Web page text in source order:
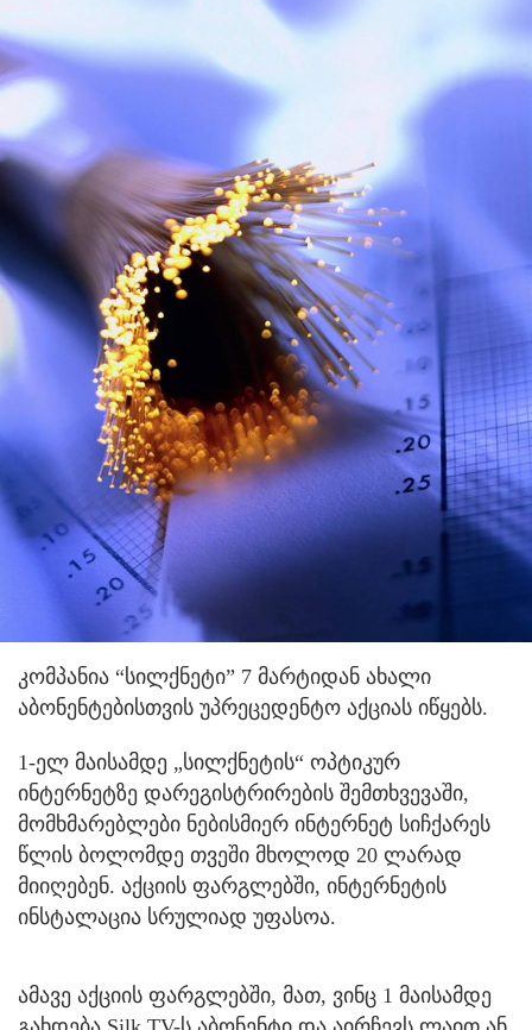
კომპანია “სილქნეტი” 7 მარტიდან ახალი
აბონენტებისთვის უპრეცედენტო აქციას იწყებს.
1-ელ მაისამდე „სილქნეტის“ ოპტიკურ
ინტერნეტზე დარეგისტრირების შემთხვევაში,
მომხმარებლები ნებისმიერ ინტერნეტ სიჩქარეს
წლის ბოლომდე თვეში მხოლოდ 20 ლარად
მიიღებენ. აქციის ფარგლებში, ინტერნეტის
ინსტალაცია სრულიად უფასოა.
ამავე აქციის ფარგლებში, მათ, ვინც 1 მაისამდე